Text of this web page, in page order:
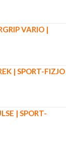
VARIO |
| SPORT-FIZJO
| SPORT-